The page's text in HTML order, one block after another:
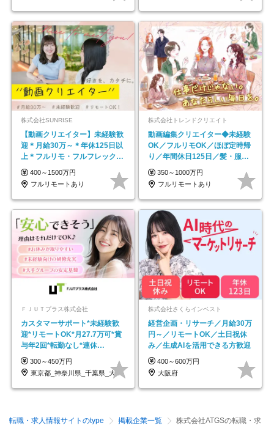
株式会社SUNRISE
【動画クリエイター】未経験歓
迎＊月給30万～＊年休125日以
上＊フルリモ・フルフレックス
◆10名の採用が決定◆
400～1500万円
フルリモートあり
株式会社トレンドクリエイト
動画編集クリエイター◆未経験
OK／フルリモOK／ほぼ定時帰
り／年間休日125日／髪・服・
ネイル自由／副業OK
350～1000万円
フルリモートあり
ＦＪＵＴプラス株式会社
カスタマーサポート*未経験歓
迎*リモートOK*月27.7万可*賞
与年2回*転勤なし*連休
OK/ZE010232
300～450万円
東京都_神奈川県_千葉県_大阪府_愛知県…
株式会社さくらインベスト
経営企画・リサーチ／月給30万
円～／リモートOK／土日祝休
み／生成AIを活用できる方歓迎
400～600万円
大阪府
転職・求人情報サイトのtype 掲載企業一覧
株式会社ATGSの転職・求